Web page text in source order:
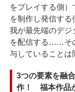
をプレイする側
を制作し発信す
我が最先端のデジ
を配信する……そ
与していることは
3つの要素を融
作！ 福本作品